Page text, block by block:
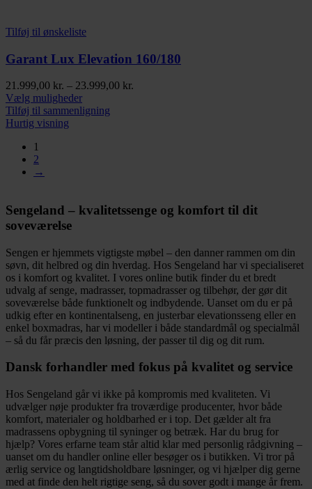
Tilføj til ønskeliste
Garant Lux Elevation 160/180
21.999,00 kr. – 23.999,00 kr.
Vælg mulighederDette
vare
varesiden
Tilføj til sammenligning
Hurtig visning
1
2
→
Sengeland – kvalitetssenge og komfort til dit
soveværelse
Sengen er hjemmets vigtigste møbel – den danner rammen om din
søvn, dit helbred og din hverdag. Hos Sengeland har vi specialiseret
os i komfort og kvalitet. I vores online butik finder du et bredt
udvalg af senge, madrasser, topmadrasser og tilbehør, der gør dit
soveværelse både funktionelt og indbydende. Uanset om du er på
udkig efter en kontinentalseng, en justerbar elevationsseng eller en
enkel boxmadras, har vi modeller i både standardmål og specialmål
– så du får præcis den løsning, der passer til dig og dit rum.
Dansk forhandler med fokus på kvalitet og service
Hos Sengeland går vi ikke på kompromis med kvaliteten. Vi
udvælger nøje produkter fra troværdige producenter, hvor både
komfort, materialer og holdbarhed er i top. Det gælder alt fra
madrassens opbygning til syninger og betræk. Har du brug for
hjælp? Vores erfarne team står altid klar med personlig rådgivning –
uanset om du handler online eller besøger os i butikken. Vi tror på
ærlig service og langtidsholdbare løsninger, og vi hjælper dig gerne
med at finde den helt rigtige seng, så du sover godt i mange år frem.